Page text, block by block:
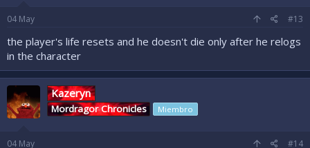
e
:
04 May #13
the player's life resets and he doesn't die only after he relogs
in the character
Kazeryn
Mordragor Chronicles Miembro
04 May #14